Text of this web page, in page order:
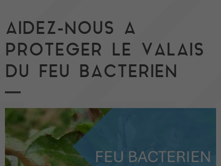
AIDEZ-NOUS A
PROTEGER LE VALAIS
DU FEU BACTERIEN